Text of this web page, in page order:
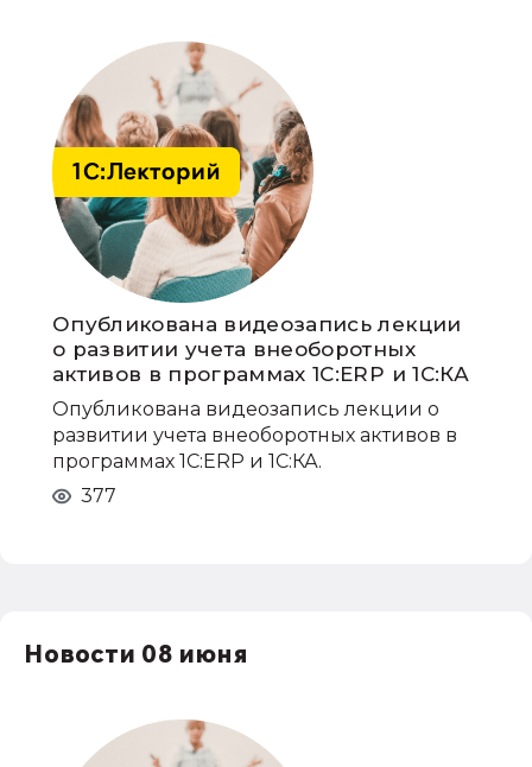
Опубликована видеозапись лекции
о развитии учета внеоборотных
активов в программах 1С:ERP и 1С:КА
Опубликована видеозапись лекции о
развитии учета внеоборотных активов в
программах 1С:ERP и 1С:КА.
377
Новости 08 июня